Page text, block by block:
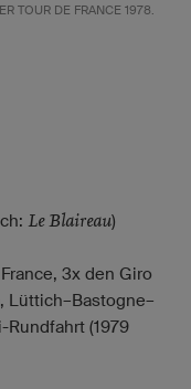
TOUR DE FRANCE 1978.
Le Blaireau)
3x den Giro
Lüttich–Bastogne–
Rundfahrt (1979